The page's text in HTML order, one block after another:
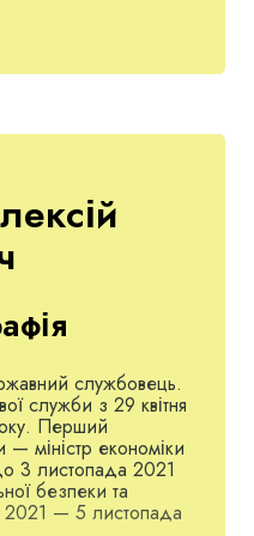
службовець.
служби з 29 квітня
Перший
— міністр економіки
3 листопада 2021
безпеки та
2021 — 5 листопада